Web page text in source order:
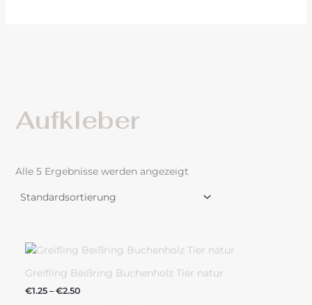
Aufkleber
Alle 5 Ergebnisse werden angezeigt
Greifling Beißring Buchenholz Tier natur
€1.25 –€2.50
bis
Produkt
mehrere